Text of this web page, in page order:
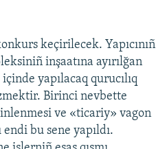
keçirilecek. Yapıcınıñ
inşaatına ayırılğan
yapılacaq qurucılıq
Birinci nevbette
ve «ticariy» vagon
bu sene yapıldı.